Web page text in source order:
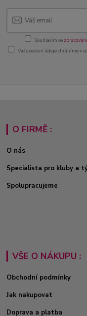
Souhlasím se
Vaše osobní údaje chráníme v
O FIRMĚ :
O nás
Specialista pro kluby a
Spolupracujeme
VŠE O NÁKUPU :
Obchodní podmínky
Jak nakupovat
Doprava a platba